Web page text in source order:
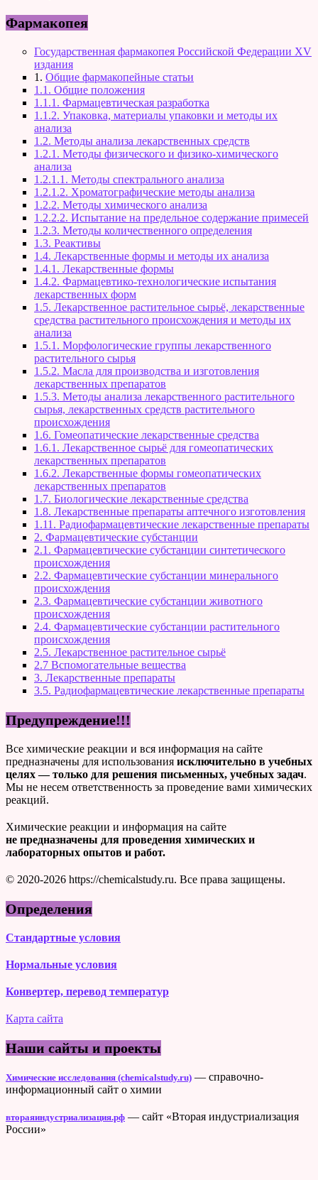
Фармакопея
Государственная фармакопея Российской Федерации XV
издания
1. Общие фармакопейные статьи
1.1. Общие положения
1.1.1. Фармацевтическая разработка
1.1.2. Упаковка, материалы упаковки и методы их
анализа
1.2. Методы анализа лекарственных средств
1.2.1. Методы физического и физико-химического
анализа
1.2.1.1. Методы спектрального анализа
1.2.1.2. Хроматографические методы анализа
1.2.2. Методы химического анализа
1.2.2.2. Испытание на предельное содержание примесей
1.2.3. Методы количественного определения
1.3. Реактивы
1.4. Лекарственные формы и методы их анализа
1.4.1. Лекарственные формы
1.4.2. Фармацевтико-технологические испытания
лекарственных форм
1.5. Лекарственное растительное сырьё, лекарственные
средства растительного происхождения и методы их
анализа
1.5.1. Морфологические группы лекарственного
растительного сырья
1.5.2. Масла для производства и изготовления
лекарственных препаратов
1.5.3. Методы анализа лекарственного растительного
сырья, лекарственных средств растительного
происхождения
1.6. Гомеопатические лекарственные средства
1.6.1. Лекарственное сырьё для гомеопатических
лекарственных препаратов
1.6.2. Лекарственные формы гомеопатических
лекарственных препаратов
1.7. Биологические лекарственные средства
1.8. Лекарственные препараты аптечного изготовления
1.11. Радиофармацевтические лекарственные препараты
2. Фармацевтические субстанции
2.1. Фармацевтические субстанции синтетического
происхождения
2.2. Фармацевтические субстанции минерального
происхождения
2.3. Фармацевтические субстанции животного
происхождения
2.4. Фармацевтические субстанции растительного
происхождения
2.5. Лекарственное растительное сырьё
2.7 Вспомогательные вещества
3. Лекарственные препараты
3.5. Радиофармацевтические лекарственные препараты
Предупреждение!!!
Все химические реакции и вся информация на сайте
предназначены для использования исключительно в учебных
целях — только для решения письменных, учебных задач.
Мы не несем ответственность за проведение вами химических
реакций.
Химические реакции и информация на сайте
не предназначены для проведения химических и
лабораторных опытов и работ.
© 2020-2026 https://chemicalstudy.ru. Все права защищены.
Определения
Стандартные условия
Нормальные условия
Конвертер, перевод температур
Карта сайта
Наши сайты и проекты
Химические исследования (chemicalstudy.ru) — справочно-
информационный сайт о химии
втораяиндустриализация.рф — сайт «Вторая индустриализация
России»